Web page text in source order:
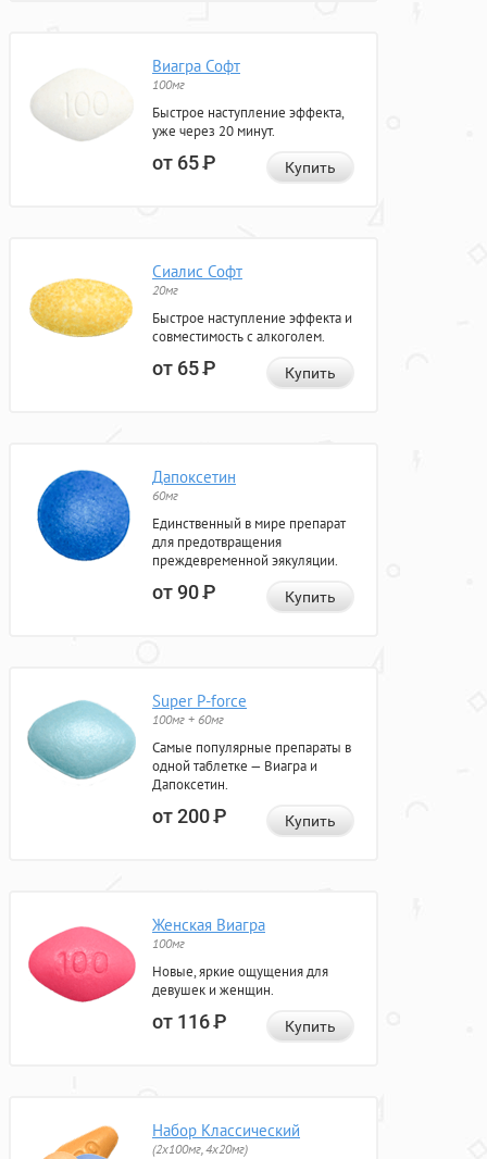
Виагра Софт
100мг
Быстрое наступление эффекта,
уже через 20 минут.
от 65Р Купить
Сиалис Софт
20мг
Быстрое наступление эффекта и
совместимость с алкоголем.
от 65Р Купить
Дапоксетин
60мг
Единственный в мире препарат
для предотвращения
преждевременной эякуляции.
от 90Р Купить
Super P-force
100мг + 60мг
Самые популярные препараты в
одной таблетке — Виагра и
Дапоксетин.
от 200Р Купить
Женская Виагра
100мг
Новые, яркие ощущения для
девушек и женщин.
от 116Р Купить
Набор Классический
(2x100мг, 4x20мг)